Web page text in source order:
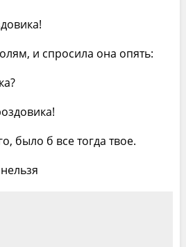
и спросила она опять:
было б все тогда твое.